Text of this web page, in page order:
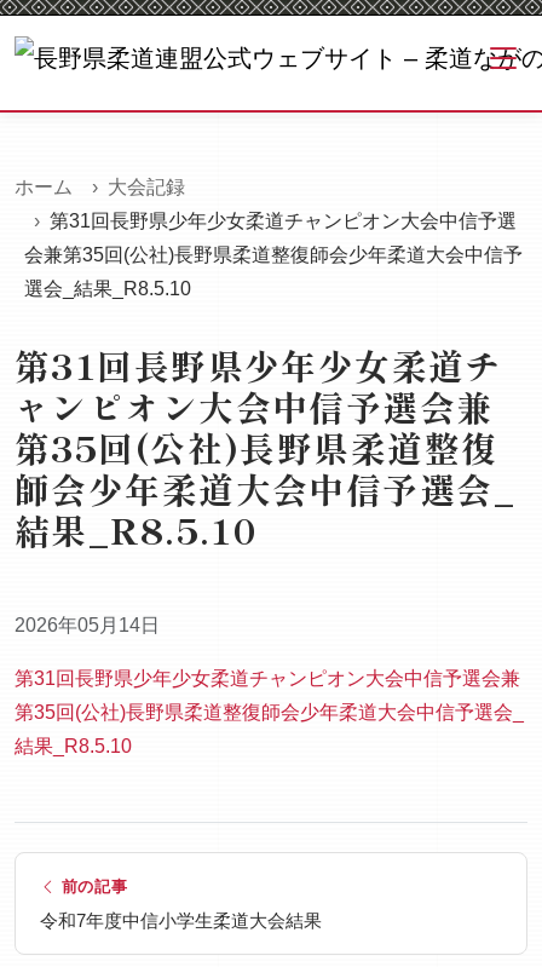
ホーム
大会記録
第31回長野県少年少女柔道チャンピオン大会中信予選
会兼第35回(公社)長野県柔道整復師会少年柔道大会中信予
選会_結果_R8.5.10
第31回長野県少年少女柔道チ
ャンピオン大会中信予選会兼
第35回(公社)長野県柔道整復
師会少年柔道大会中信予選会_
結果_R8.5.10
2026年05月14日
第31回長野県少年少女柔道チャンピオン大会中信予選会兼
第35回(公社)長野県柔道整復師会少年柔道大会中信予選会_
結果_R8.5.10
前の記事
令和7年度中信小学生柔道大会結果